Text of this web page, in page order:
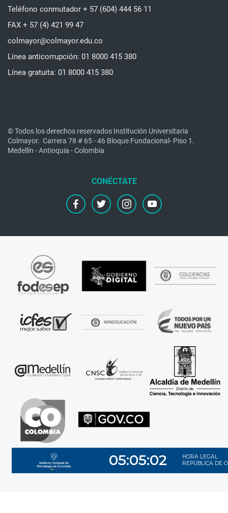
Teléfono conmutador + 57 (604) 444 56 11
FAX + 57 (4) 421 99 47
colmayor@colmayor.edu.co
Línea anticorrupción: 01 8000 415 380
Línea gratuita: 01 8000 415 380
© Todos los derechos reservados Institución Universitaria
Colmayor. Carrera 78 # 65 - 46 Bloque Fundacional- Piso 1.
Medellín - Antioquia - Colombia